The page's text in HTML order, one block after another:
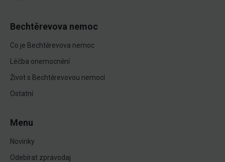
Bechtěrevova nemoc
Co je Bechtěrevova nemoc
Léčba onemocnění
Život s Bechtěrevovou nemocí
Ostatní
Menu
Novinky
Odebírat zpravodaj